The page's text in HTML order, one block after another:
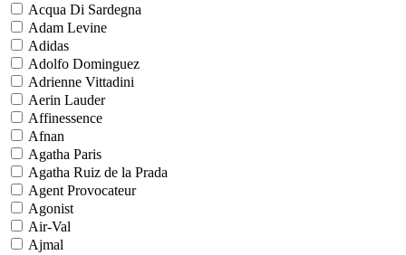
Acqua Di Sardegna
Adam Levine
Adidas
Adolfo Dominguez
Adrienne Vittadini
Aerin Lauder
Affinessence
Afnan
Agatha Paris
Agatha Ruiz de la Prada
Agent Provocateur
Agonist
Air-Val
Ajmal